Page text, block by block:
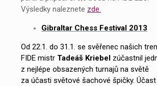
Výsledky naleznete zde.
Gibraltar Chess Festival 2013
Od 22.1. do 31.1. se svěřenec našich
FIDE mistr Tadeáš Kriebel zúčastnil
z nejlépe obsazených turnajů na světě
za účasti světové šachové špičky. Účast